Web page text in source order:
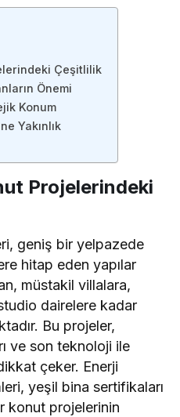
Çeşitlilik
Önemi
Konum
Yakınlık
Projelerindeki
geniş bir yelpazede
hitap eden yapılar
müstakil villalara,
dairelere kadar
Bu projeler,
ve son teknoloji ile
çeker. Enerji
yeşil bina sertifikaları
konut projelerinin